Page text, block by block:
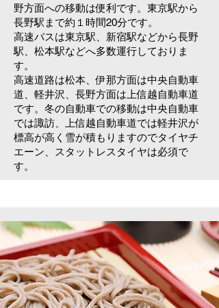
野方面への移動は便利です。東京駅から
長野駅まで約１時間20分です。
高速バスは東京駅、新宿駅などから長野
駅、松本駅などへ多数運行しておりま
す。
高速道路は松本、伊那方面は中央自動車
道、軽井沢、長野方面は上信越自動車道
です。 冬の自動車での移動は中央自動車
では諏訪、上信越自動車道では軽井沢が
標高が高く雪が積もりますのでタイヤチ
エーン、スタットレスタイヤは必須で
す。